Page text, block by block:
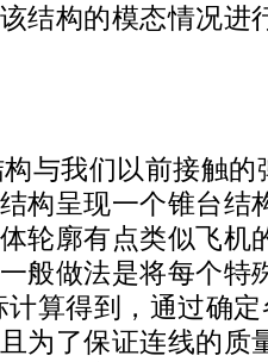
结构的模态情况进
我们以前接触的
构呈现一个锥台结
轮廓有点类似飞机
般做法是将每个特
计算得到，通过确
为了保证连线的质